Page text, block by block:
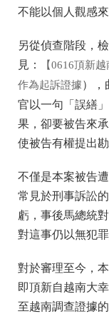
不能以個人觀感
另從偵查階段，
見：
【0616頂新
作為起訴證據），
官以一句「誤繕
果，卻要被告來
使被告有權提出
不僅是本案被告
常見於刑事訴訟
虧，事後馬總統
對這事仍以無犯
對於審理至今，
即頂新自越南大
至越南調查證據